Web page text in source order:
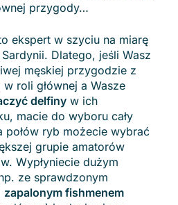
przygody…
ekspert w szyciu na miarę
Dlatego, jeśli Wasz
męskiej przygodzie z
roli głównej a Wasze
delfiny w ich
macie do wyboru cały
połów ryb możecie wybrać
grupie amatorów
Wypłyniecie dużym
ze sprawdzonym
zapalonym fishmenem